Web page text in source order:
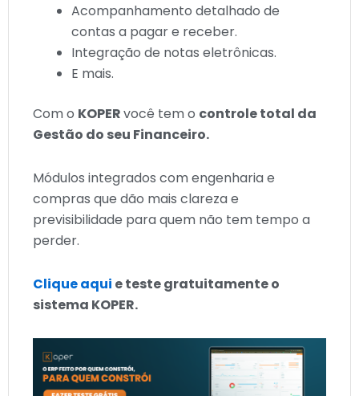
Acompanhamento detalhado de
contas a pagar e receber.
Integração de notas eletrônicas.
E mais.
Com o KOPERvocê tem o controle total da
Gestão do seu Financeiro.
Módulos integrados com engenharia e
compras que dão mais clareza e
previsibilidade para quem não tem tempo a
perder.
Clique aqui e teste gratuitamente o
sistema KOPER.